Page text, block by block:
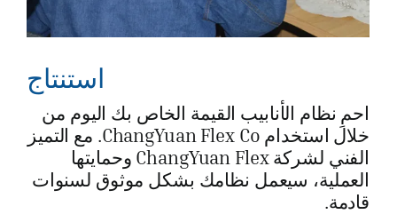
استنتاج
احمِ نظام الأنابيب القيمة الخاص بك اليوم من
خلال استخدام ChangYuan Flex Co. مع التميز
الفني لشركة ChangYuan Flex وحمايتها
العملية، سيعمل نظامك بشكل موثوق لسنوات
قادمة.